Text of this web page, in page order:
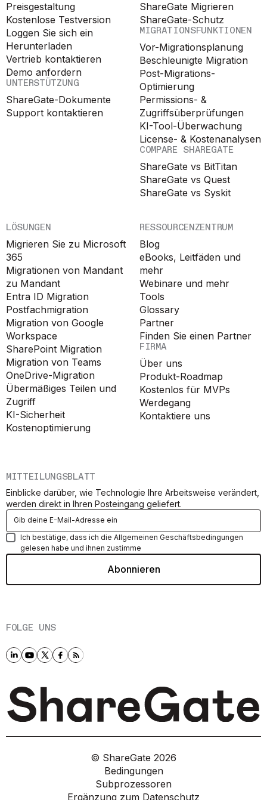
MITTEILUNGSBLATT
Einblicke darüber, wie Technologie Ihre Arbeitsweise verändert,
werden direkt in Ihren Posteingang geliefert.
Ich bestätige, dass ich die Allgemeinen Geschäftsbedingungen
gelesen habe und ihnen zustimme
FOLGE UNS
Preisgestaltung
Kostenlose Testversion
Loggen Sie sich ein
Herunterladen
Vertrieb kontaktieren
Demo anfordern
UNTERSTÜTZUNG
ShareGate-Dokumente
Support kontaktieren
ShareGate Migrieren
ShareGate-Schutz
MIGRATIONSFUNKTIONEN
Vor-Migrationsplanung
Beschleunigte Migration
Post-Migrations-
Optimierung
Permissions- &
Zugriffsüberprüfungen
KI-Tool-Überwachung
License- & Kostenanalysen
COMPARE SHAREGATE
ShareGate vs BitTitan
ShareGate vs Quest
ShareGate vs Syskit
LÖSUNGEN
Migrieren Sie zu Microsoft
365
Migrationen von Mandant
zu Mandant
Entra ID Migration
Postfachmigration
Migration von Google
Workspace
SharePoint Migration
Migration von Teams
OneDrive-Migration
Übermäßiges Teilen und
Zugriff
KI-Sicherheit
Kostenoptimierung
RESSOURCENZENTRUM
Blog
eBooks, Leitfäden und
mehr
Webinare und mehr
Tools
Glossary
Partner
Finden Sie einen Partner
FIRMA
Über uns
Produkt-Roadmap
Kostenlos für MVPs
Werdegang
Kontaktiere uns
© ShareGate 2026
Bedingungen
Subprozessoren
Ergänzung zum Datenschutz